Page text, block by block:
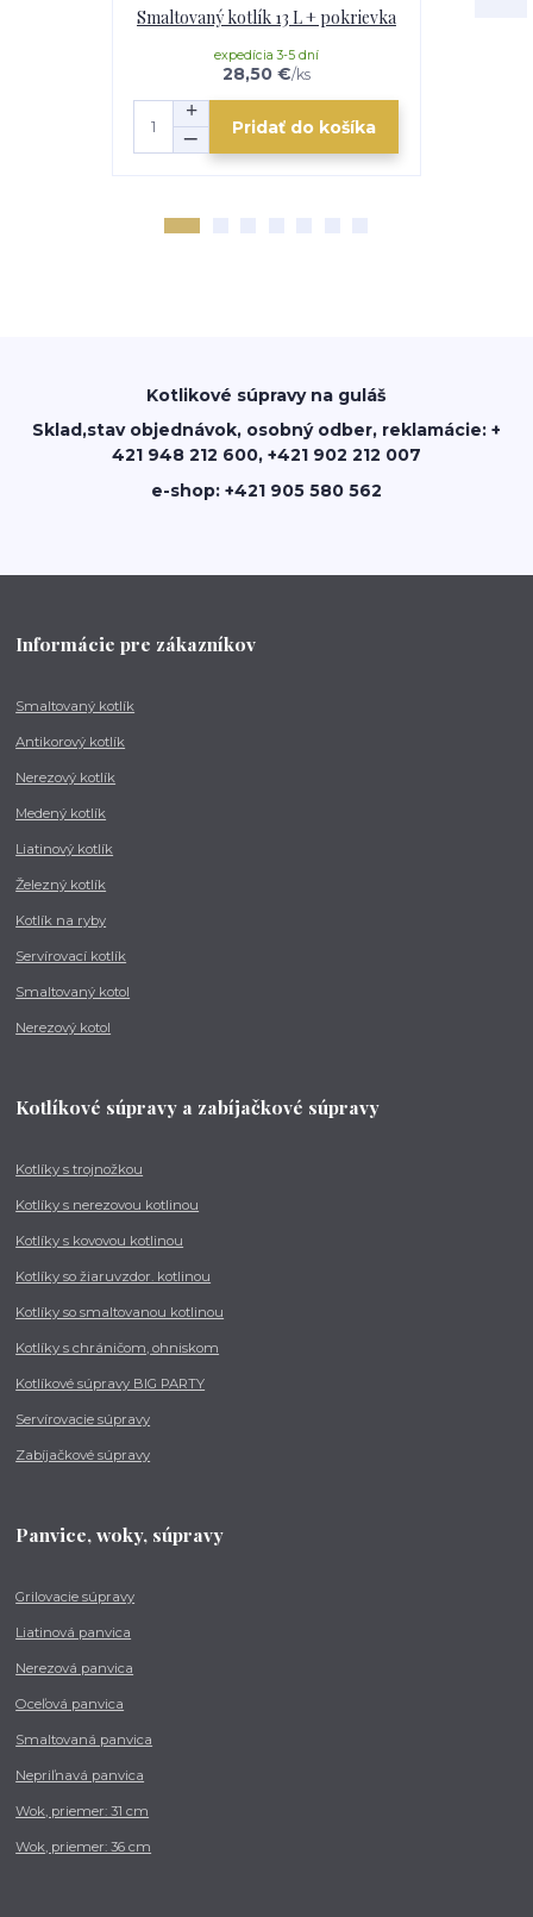
Smaltovaný kotlík 13 L + pokrievka
28,50 €/ks
expedícia 3-5 dní
Pridať do košíka
Kotlikové súpravy na guláš
Sklad,stav objednávok, osobný odber, reklamácie: +
421 948 212 600, +421 902 212 007
e-shop: +421 905 580 562
Informácie pre zákazníkov
Smaltovaný kotlík
Antikorový kotlík
Nerezový kotlík
Medený kotlík
Liatinový kotlík
Železný kotlík
Kotlík na ryby
Servírovací kotlík
Smaltovaný kotol
Nerezový kotol
Kotlíkové súpravy a zabíjačkové súpravy
Kotlíky s trojnožkou
Kotlíky s nerezovou kotlinou
Kotlíky s kovovou kotlinou
Kotlíky so žiaruvzdor. kotlinou
Kotlíky so smaltovanou kotlinou
Kotlíky s chráničom, ohniskom
Kotlíkové súpravy BIG PARTY
Servírovacie súpravy
Zabíjačkové súpravy
Panvice, woky, súpravy
Grilovacie súpravy
Liatinová panvica
Nerezová panvica
Oceľová panvica
Smaltovaná panvica
Nepriľnavá panvica
Wok, priemer: 31 cm
Wok, priemer: 36 cm